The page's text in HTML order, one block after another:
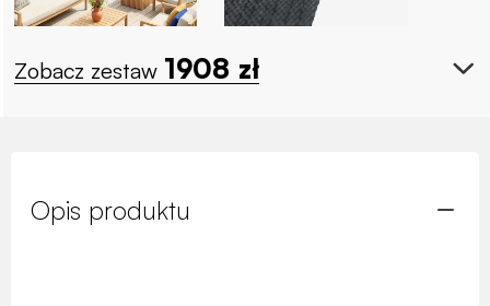
Zobacz zestaw 1908 zł
Opis produktu